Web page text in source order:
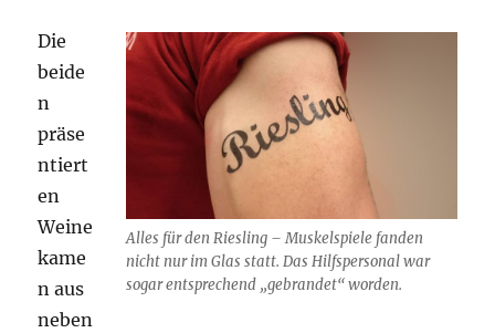
Alles für den Riesling – Muskelspiele fanden
nicht nur im Glas statt. Das Hilfspersonal war
sogar entsprechend „gebrandet“ worden.
Die
beide
n
präse
ntiert
en
Weine
kame
n aus
neben